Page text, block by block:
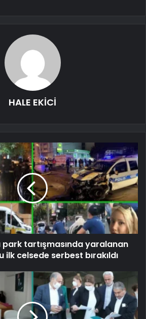
HALE EKİCİ
tartışmasında yaralanan
ilk celsede serbest bırakıldı